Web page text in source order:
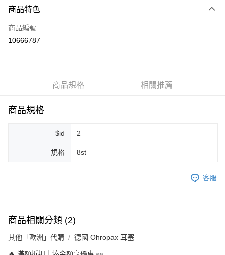
信用卡一次付款
超商取貨付款
悠遊付
全家純取貨 (先付款
每筆NT$80，滿NT$999(含以上)免運費
7-11取貨付款
商品特色
商品編號
10666787
商品規格 相關推薦
商品規格
$id 2
規格 8st
客服
商品相關分類 (2)
其他「歐洲」代購 德國 Ohropax 耳塞